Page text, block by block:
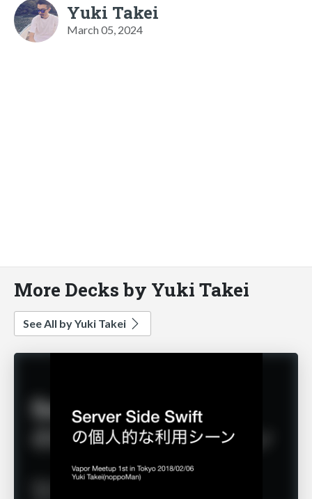
Yuki Takei
March 05, 2024
More Decks by Yuki Takei
See All by Yuki Takei